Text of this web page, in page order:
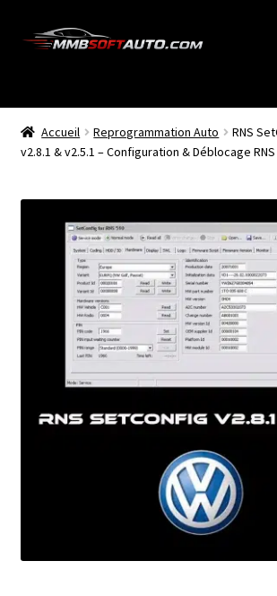
Aller
Aller
BOUTIQUE
MON COMPTE
Accueil Reprogrammation Auto
RNS
v2.8.1 & v2.5.1 – Configuration & Déblocage RNS